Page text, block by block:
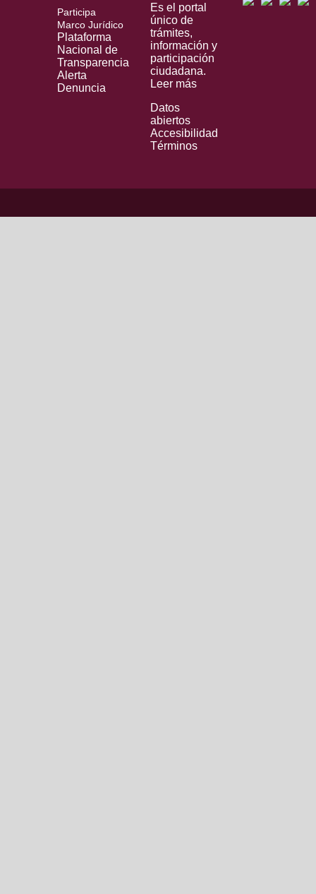
Participa
Marco Jurídico
Plataforma
Nacional de
Transparencia
Alerta
Denuncia
Es el portal
único de
trámites,
información y
participación
ciudadana.
Leer más
Datos
abiertos
Accesibilidad
Términos